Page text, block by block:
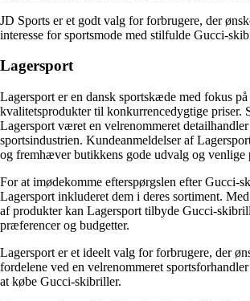
JD Sports er et godt valg for forbrugere, der
interesse for sportsmode med stilfulde Gucci-
Lagersport
Lagersport er en dansk sportskæde med fokus
kvalitetsprodukter til konkurrencedygtige priser.
Lagersport været en velrenommeret
sportsindustrien. Kundeanmeldelser af
og fremhæver butikkens gode udvalg og venlige
For at imødekomme efterspørgslen efter Gucci-
Lagersport inkluderet dem i deres sortiment.
af produkter kan Lagersport tilbyde Gucci-
præferencer og budgetter.
Lagersport er et ideelt valg for forbrugere, der
fordelene ved en velrenommeret
at købe Gucci-skibriller.